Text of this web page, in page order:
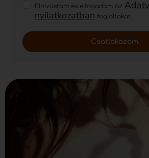
Elolvastam és elfogadom az
nyilatkozatban foglaltakat.
Csatlakozom